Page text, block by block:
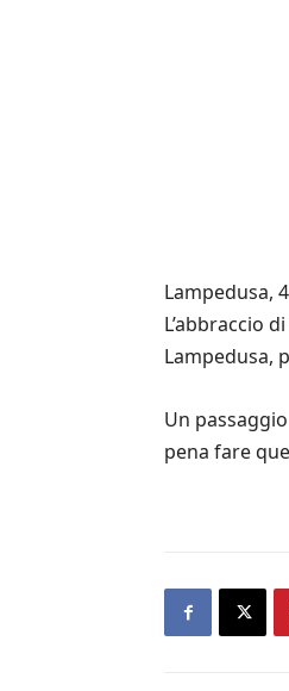
Lampedusa,
L’abbraccio
Lampedusa,
Un
pena fare